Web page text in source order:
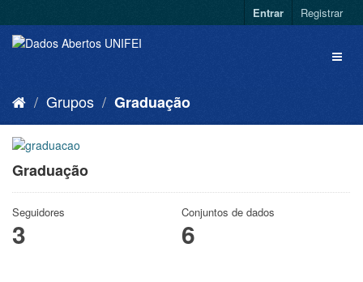
Entrar Registrar
Grupos Graduação
Graduação
Seguidores
3
Conjuntos de dados
6